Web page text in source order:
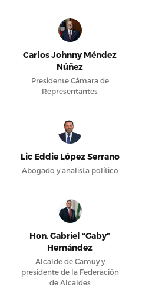
Carlos Johnny Méndez
Núñez
Presidente Cámara de
Representantes
Lic Eddie López Serrano
Abogado y analista político
Hon. Gabriel “Gaby”
Hernández
Alcalde de Camuy y
presidente de la Federación
de Alcaldes